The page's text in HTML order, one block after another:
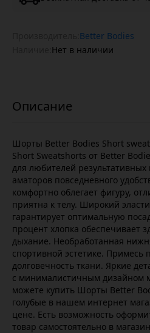
Better Bodies
Нет в наличии
Шорты Better Bodies Short
Short Sweatshorts от Better
для любителей результативных
аматоров повседневного
комфортно облегает фигуру,
приятна к телу. Широкий
гарантирует оптимальную
процент хлопка обеспечивает
дыхание. Необработанная
спортивной эстетике. Примесь
долговечность ткани. Яркие
с минималистичным дизайном
можете купить Шорты Better
голубые в нашем интернет
цене. Есть возможность
товар самостоятельно в